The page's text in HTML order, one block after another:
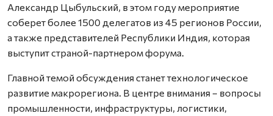
Александр Цыбульский, в этом году мероприятие
соберет более 1500 делегатов из 45 регионов России,
а также представителей Республики Индия, которая
выступит страной-партнером форума.
Главной темой обсуждения станет технологическое
развитие макрорегиона. В центре внимания – вопросы
промышленности, инфраструктуры, логистики,